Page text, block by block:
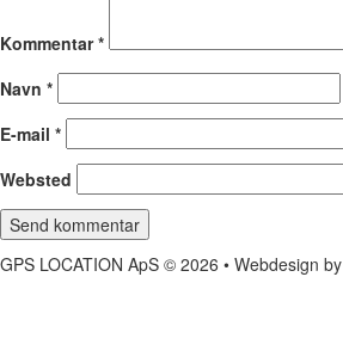
Kommentar*
Navn *
E-mail *
Websted
GPS LOCATION ApS © 2026 • Webdesign by